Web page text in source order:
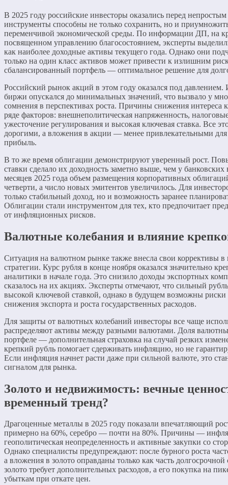
В 2025 году российские инвесторы оказались перед
инструменты способны не только сохранить, но и
переменчивой экономической среды. По информации ДП, на
посвященном управлению благосостоянием, эксперты
как наиболее доходные активы текущего года. Однако они
только на один класс активов может привести к излишним
сбалансированный портфель — оптимальное решение для
Российский рынок акций в этом году оказался под
биржи опускался до минимальных значений, что вызвало у
сомнения в перспективах роста. Причины снижения интереса
ряде факторов: внешнеполитическая напряженность,
ужесточение регулирования и высокая ключевая ставка. Все
дорогими, а вложения в акции — менее привлекательными
прибыль.
В то же время облигации демонстрируют уверенный рост.
ставки сделало их доходность заметно выше, чем у банковских
месяцев 2025 года объем размещения корпоративных
четверти, а число новых эмитентов увеличилось. Для
только стабильный доход, но и возможность заранее
Облигации стали инструментом для тех, кто предпочитает
от инфляционных рисков.
Валютные колебания и влияние
Ситуация на валютном рынке также внесла свои коррективы
стратегии. Курс рубля в конце ноября оказался значительно
аналитики в начале года. Это снизило доходы экспортных
сказалось на их акциях. Эксперты отмечают, что сильный
высокой ключевой ставкой, однако в будущем возможны риски
снижения экспорта и роста государственных расходов.
Для защиты от валютных колебаний инвесторы все чаще
распределяют активы между разными валютами. Доля
портфеле — дополнительная страховка на случай резких
крепкий рубль помогает сдерживать инфляцию, но не
Если инфляция начнет расти даже при сильной валюте, это
сигналом для рынка.
Золото и недвижимость: вечные
временный тренд?
Драгоценные металлы в 2025 году показали впечатляющий
примерно на 60%, серебро — почти на 80%. Причины —
геополитическая неопределенность и активные закупки со
Однако специалисты предупреждают: после бурного роста
а вложения в золото оправданы только как часть долгосрочной
золото требует дополнительных расходов, а его покупка на
убыткам при откате цен.